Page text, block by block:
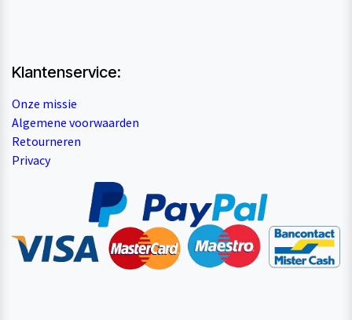
Klantenservice:
Onze missie
Algemene voorwaarden
Retourneren
Privacy